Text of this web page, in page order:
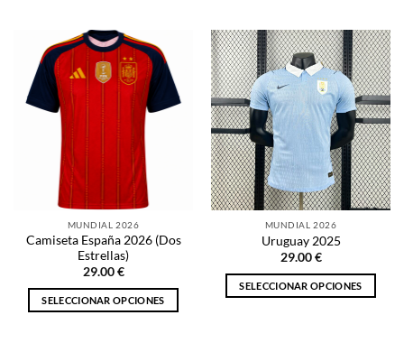
tiene
múltiples
variantes.
opciones
pueden
elegir
la
página
de
producto
tiene
múltiples
variantes.
opciones
pueden
elegir
en
la
página
de
MUNDIAL 2026
Camiseta España 2026 (Dos
Estrellas)
29.00€
SELECCIONAR OPCIONES
MUNDIAL 2026
Uruguay 2025
29.00€
SELECCIONAR OPCIONES